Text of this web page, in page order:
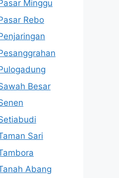
Minggu
Rebo
Besar
Sari
Abang